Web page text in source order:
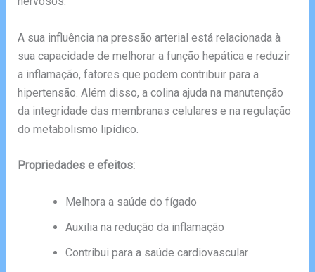
A sua influência na pressão arterial está relacionada à
sua capacidade de melhorar a função hepática e reduzir
a inflamação, fatores que podem contribuir para a
hipertensão. Além disso, a colina ajuda na manutenção
da integridade das membranas celulares e na regulação
do metabolismo lipídico.
Propriedades e efeitos:
Melhora a saúde do fígado
Auxilia na redução da inflamação
Contribui para a saúde cardiovascular